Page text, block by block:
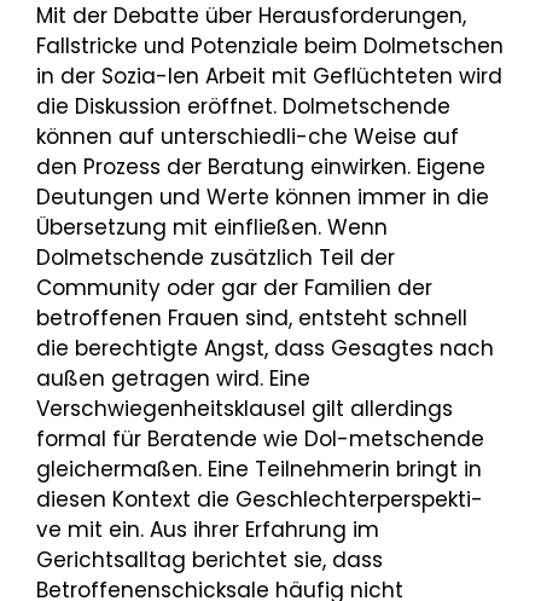
Mit der Debatte über Herausforderungen,
Fallstricke und Potenziale beim Dolmetschen
in der Sozia-len Arbeit mit Geflüchteten wird
die Diskussion eröffnet. Dolmetschende
können auf unterschiedli-che Weise auf
den Prozess der Beratung einwirken. Eigene
Deutungen und Werte können immer in die
Übersetzung mit einfließen. Wenn
Dolmetschende zusätzlich Teil der
Community oder gar der Familien der
betroffenen Frauen sind, entsteht schnell
die berechtigte Angst, dass Gesagtes nach
außen getragen wird. Eine
Verschwiegenheitsklausel gilt allerdings
formal für Beratende wie Dol-metschende
gleichermaßen. Eine Teilnehmerin bringt in
diesen Kontext die Geschlechterperspekti-
ve mit ein. Aus ihrer Erfahrung im
Gerichtsalltag berichtet sie, dass
Betroffenenschicksale häufig nicht